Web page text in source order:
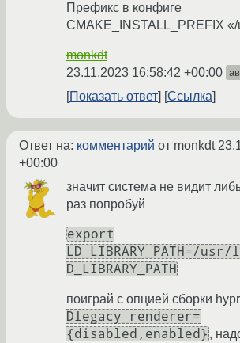
Префикс в конфиге
CMAKE_INSTALL_PREFIX
monkdt
23.11.2023 16:58:42 +00:00
Показать ответ Ссылка
Ответ на: комментарий от monkdt
+00:00
значит система не видит
раз попробуй
export
LD_LIBRARY_PATH=/
D_LIBRARY_PATH
поиграй с опцией сборки
Dlegaсy_renderer=
{disabled,enabled} ,